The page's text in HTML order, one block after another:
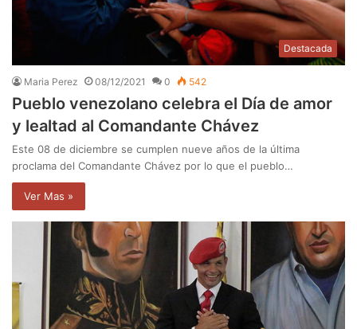
Destacada
Maria Perez 08/12/2021 0 542
Pueblo venezolano celebra el Día de amor
y lealtad al Comandante Chávez
Este 08 de diciembre se cumplen nueve años de la última
proclama del Comandante Chávez por lo que el pueblo…
Ver Mas »